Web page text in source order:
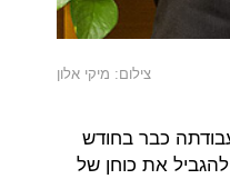
צילום: מיקי אלון
כבר בחודש
שבהן נועדו להגביל את כוחן של